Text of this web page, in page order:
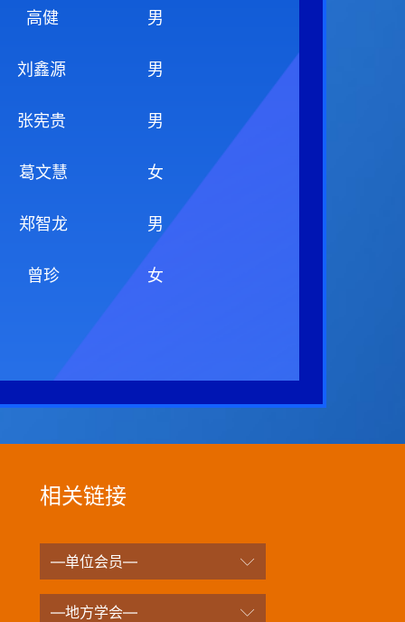
高健 男
刘鑫源 男
张宪贵 男
葛文慧 女
郑智龙 男
曾珍 女
相关链接
—单位会员—
—地方学会—